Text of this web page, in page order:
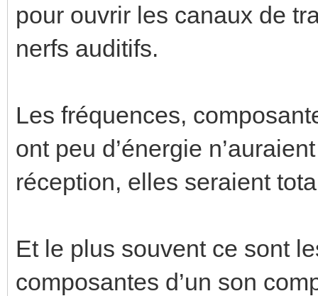
pour ouvrir les canaux de
nerfs auditifs.
Les fréquences,
ont peu d’énergie
réception, elles seraient
Et le plus souvent ce sont
composantes d’un son